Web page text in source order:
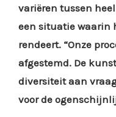
variëren tussen
een situatie waarin
rendeert. “Onze
afgestemd. De
diversiteit aan
voor de